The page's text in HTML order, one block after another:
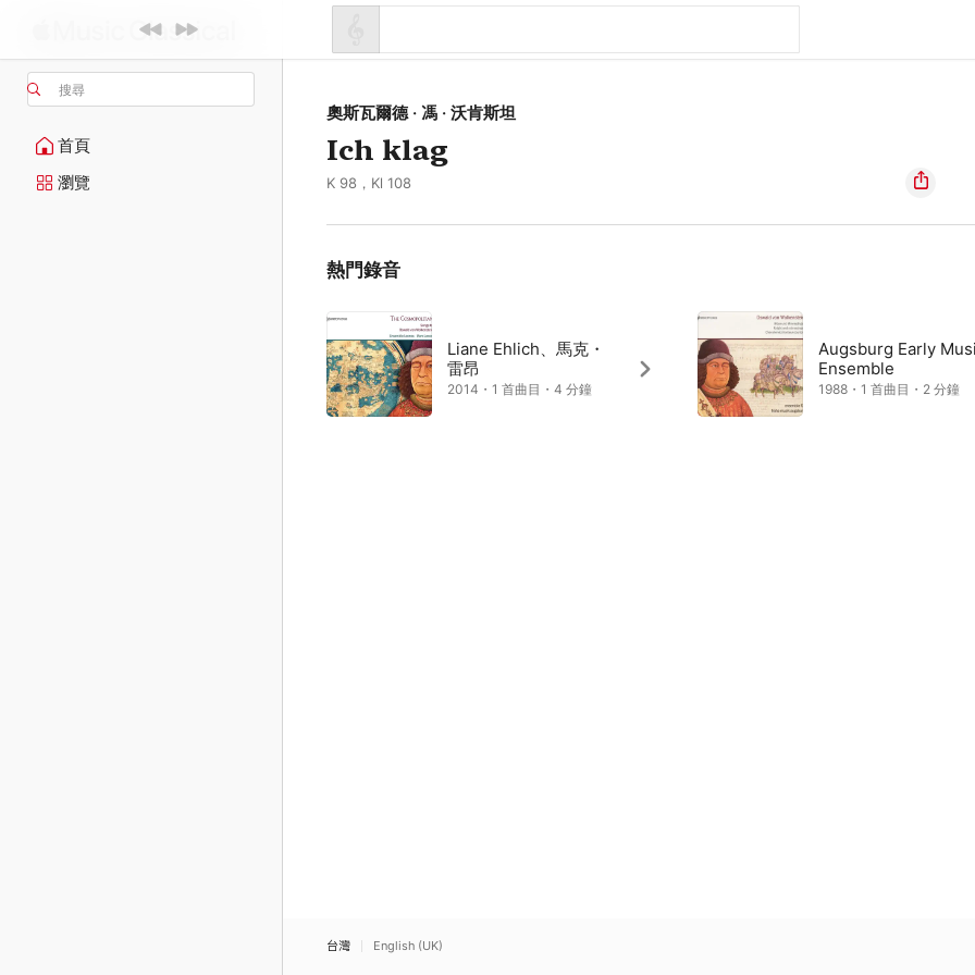
搜尋
首頁
瀏覽
奧斯瓦爾德 · 馮 · 沃肯斯坦
Ich klag
K 98，Kl 108
熱門錄音
Liane Ehlich、馬克・
雷昂
2014・1 首曲目・4 分鐘
Augsburg Early
Ensemble
1988・1 首曲目・2 分鐘
台灣 English (UK)